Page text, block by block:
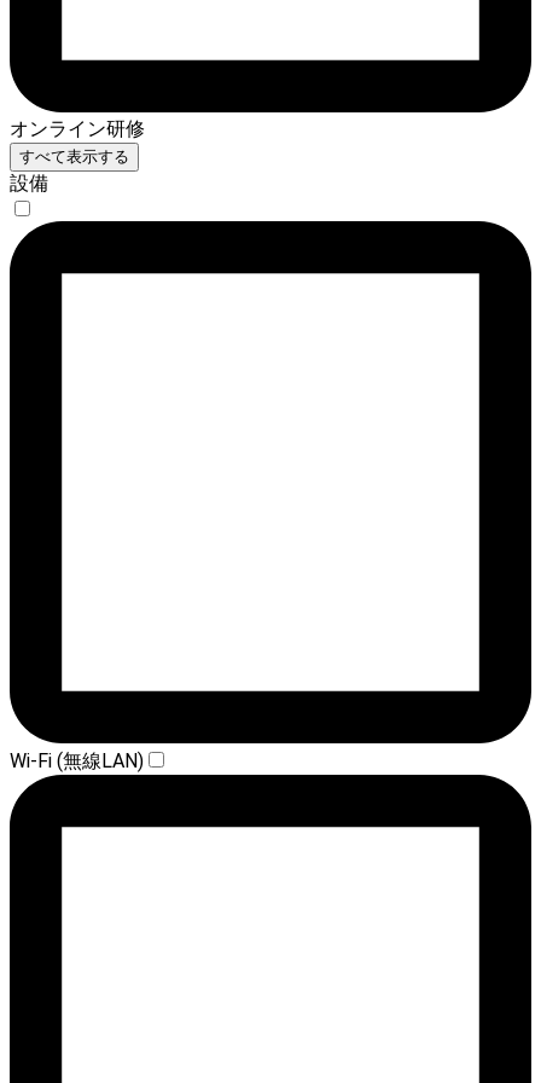
オンライン研修
すべて表示する
設備
Wi-Fi (無線LAN)